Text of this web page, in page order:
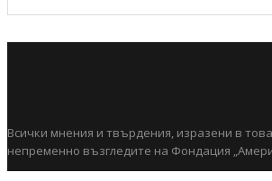
Всички мнения и твърдения, изразени в
непременно възгледите на Фондация